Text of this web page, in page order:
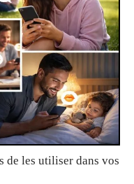
de les utiliser dans vos